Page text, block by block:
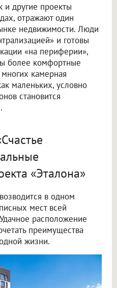
и другие проекты
отражают один
недвижимости. Люди
и готовы
«на периферии»,
более комфортные
камерная
маленьких, условно
становится
«Эталона»
в одном
мест всей
расположение
преимущества
жизни.